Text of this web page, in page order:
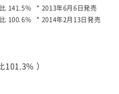
141.5% * 2013年6月6日発売
100.6% * 2014年2月13日発売
101.3% ）